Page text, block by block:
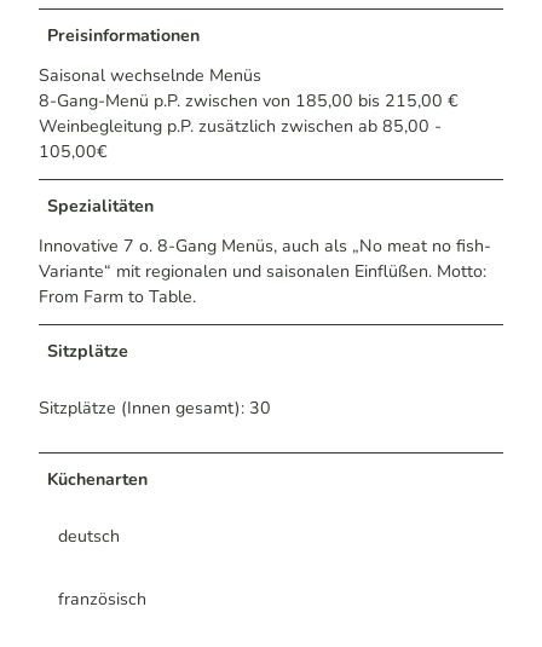
Preisinformationen
Saisonal wechselnde Menüs
8-Gang-Menü p.P. zwischen von 185,00 bis 215,00 €
Weinbegleitung p.P. zusätzlich zwischen ab 85,00 -
105,00€
Spezialitäten
Innovative 7 o. 8-Gang Menüs, auch als „No meat no fish-
Variante“ mit regionalen und saisonalen Einflüßen. Motto:
From Farm to Table.
Sitzplätze
Sitzplätze (Innen gesamt): 30
Küchenarten
deutsch
französisch